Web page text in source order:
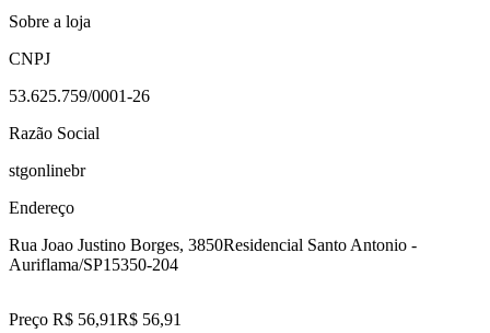
Sobre a loja
CNPJ
53.625.759/0001-26
Razão Social
stgonlinebr
Endereço
Rua Joao Justino Borges, 3850Residencial Santo Antonio -
Auriflama/SP15350-204
Preço R$ 56,91R$ 56,91